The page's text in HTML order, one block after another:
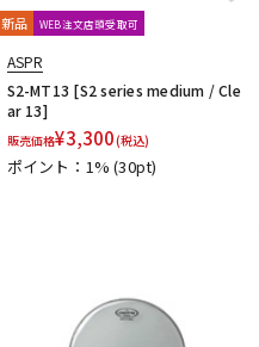
新品 WEB注文店頭受取可
ASPR
S2-MT13 [S2 series medium / Cle
ar 13]
販売価格¥3,300(税込)
ポイント：1%(30pt)